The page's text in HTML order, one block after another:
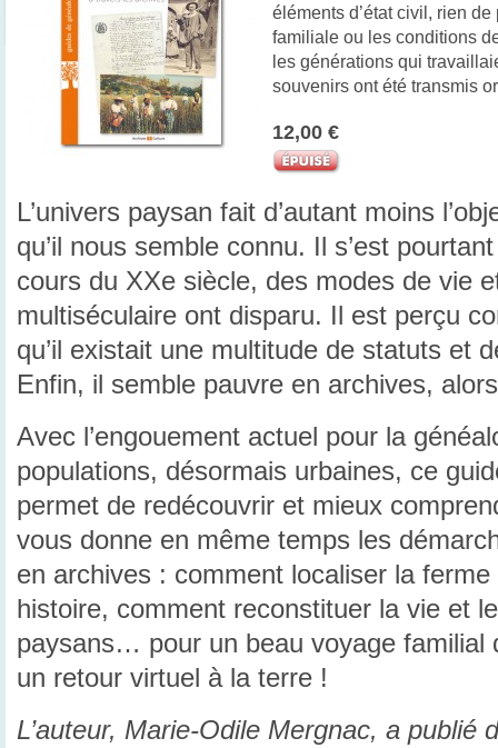
éléments d’état civil, rien
familiale ou les conditions
les générations qui
souvenirs ont été transmis
12,00 €
L’univers paysan fait d’autant moins
qu’il nous semble connu. Il s’est
cours du XXe siècle, des modes de vie
multiséculaire ont disparu. Il est perçu
qu’il existait une multitude de statuts et
Enfin, il semble pauvre en archives,
Avec l’engouement actuel pour la
populations, désormais urbaines, ce
permet de redécouvrir et mieux
vous donne en même temps les
en archives : comment localiser la
histoire, comment reconstituer la vie et
paysans… pour un beau voyage familial
un retour virtuel à la terre !
L’auteur, Marie-Odile Mergnac, a publié